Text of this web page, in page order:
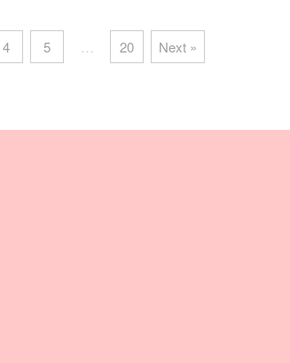
4 5 … 20 Next »